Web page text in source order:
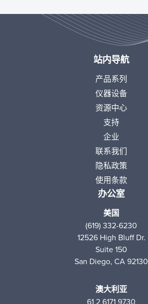
站内导航
产品系列
仪器设备
资源中心
支持
企业
联系我们
隐私政策
使用条款
办公室
美国
(619) 332-6230
12526 High Bluff Dr.
Suite 150
San Diego, CA 92130
澳大利亚
61 2 6171 9730